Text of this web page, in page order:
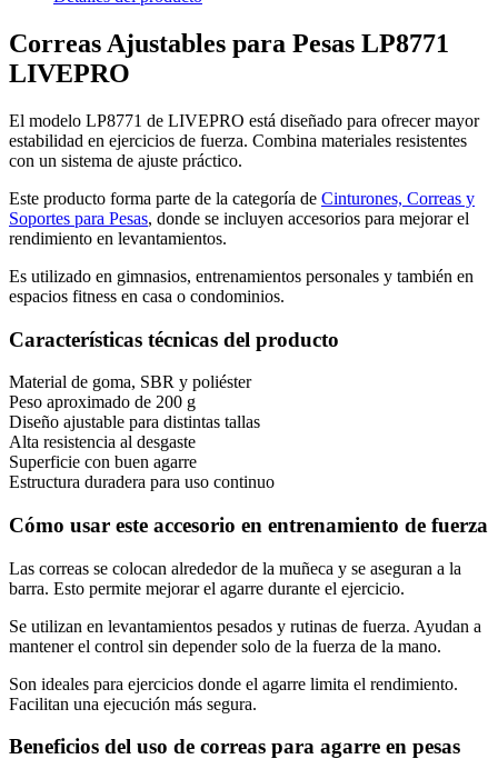
Correas Ajustables para Pesas LP8771
LIVEPRO
El modelo LP8771 de LIVEPRO está diseñado para ofrecer mayor
estabilidad en ejercicios de fuerza. Combina materiales resistentes
con un sistema de ajuste práctico.
Este producto forma parte de la categoría de Cinturones, Correas y
Soportes para Pesas, donde se incluyen accesorios para mejorar el
rendimiento en levantamientos.
Es utilizado en gimnasios, entrenamientos personales y también en
espacios fitness en casa o condominios.
Características técnicas del producto
Material de goma, SBR y poliéster
Peso aproximado de 200 g
Diseño ajustable para distintas tallas
Alta resistencia al desgaste
Superficie con buen agarre
Estructura duradera para uso continuo
Cómo usar este accesorio en entrenamiento de fuerza
Las correas se colocan alrededor de la muñeca y se aseguran a la
barra. Esto permite mejorar el agarre durante el ejercicio.
Se utilizan en levantamientos pesados y rutinas de fuerza. Ayudan a
mantener el control sin depender solo de la fuerza de la mano.
Son ideales para ejercicios donde el agarre limita el rendimiento.
Facilitan una ejecución más segura.
Beneficios del uso de correas para agarre en pesas